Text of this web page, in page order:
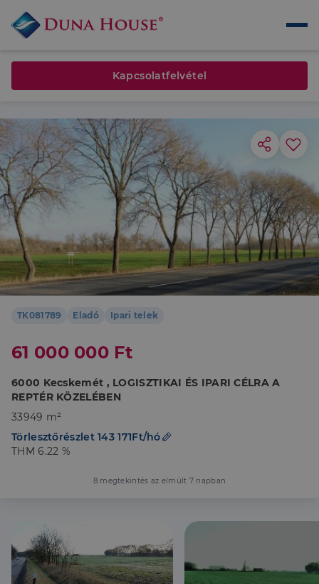
TK081789 Eladó Ipari telek
61 000 000 Ft
6000 Kecskemét , LOGISZTIKAI ÉS IPARI CÉLRA A
REPTÉR KÖZELÉBEN
33949 m²
Törlesztőrészlet 143 171Ft/hó
THM 6.22 %
8 megtekintés az elmúlt 7 napban
Kapcsolatfelvétel